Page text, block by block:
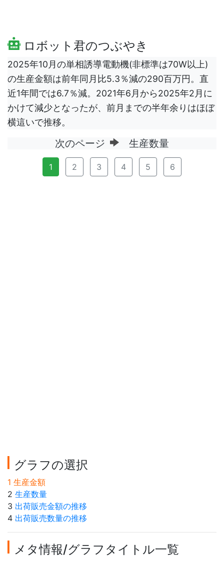
ロボット君のつぶやき
2025年10月の単相誘導電動機(非標準は70W以上)
の生産金額は前年同月比5.3％減の290百万円。直
近1年間では6.7％減。2021年6月から2025年2月に
かけて減少となったが、前月までの半年余りはほぼ
横這いで推移。
次のページ 生産数量
1 2 3 4 5 6
グラフの選択
1 生産金額
2 生産数量
3 出荷販売金額の推移
4 出荷販売数量の推移
メタ情報/グラフタイトル一覧